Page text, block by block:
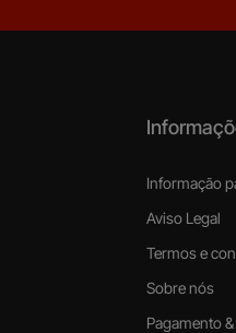
Informação
Aviso Legal
Termos e
Sobre nós
Pagamento